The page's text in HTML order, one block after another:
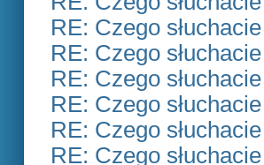
RE: Czego
RE: Czego
RE: Czego
RE: Czego
RE: Czego
RE: Czego